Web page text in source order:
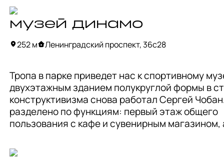
стекла составляют дизайн-код квартала. В то
время, каждое здание интересно
считывать признаки модерна, авангарда, ар-
модернизма.
музей динамо
252 м Ленинградский проспект, 36с28
Тропа в парке приведет нас к спортивному
двухэтажным зданием полукруглой формы в
конструктивизма снова работал Сергей
разделено по функциям: первый этаж общего
пользования с кафе и сувенирным магазином,
экспозиции.